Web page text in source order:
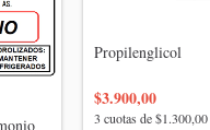
Propilenglicol
$3.900,00
3 cuotas de$1.300,00